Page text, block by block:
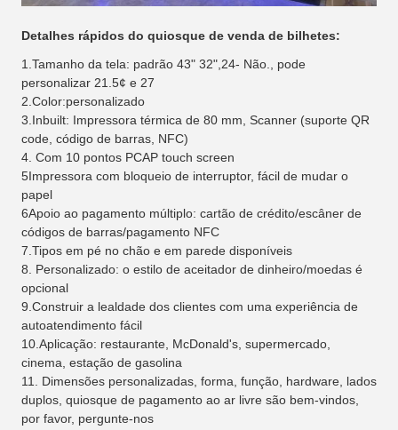
Detalhes rápidos do quiosque de venda de bilhetes:
1.Tamanho da tela: padrão 43" 32",24- Não.
, pode
personalizar 21.5¢ e 27
2.Color:personalizado
3.Inbuilt: Impressora térmica de 80 mm, Scanner (suporte QR
code, código de barras, NFC)
4. Com 10 pontos PCAP touch screen
5Impressora com bloqueio de interruptor, fácil de mudar o
papel
6Apoio ao pagamento múltiplo: cartão de crédito/escâner de
códigos de barras/pagamento NFC
7.Tipos em pé no chão e em parede disponíveis
8. Personalizado: o estilo de aceitador de dinheiro/moedas é
opcional
9.Construir a lealdade dos clientes com uma experiência de
autoatendimento fácil
10.Aplicação: restaurante, McDonald's, supermercado,
cinema, estação de gasolina
11. Dimensões personalizadas, forma, função, hardware, lados
duplos, quiosque de pagamento ao ar livre são bem-vindos,
por favor, pergunte-nos